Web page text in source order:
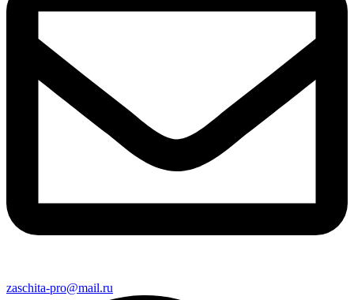
zaschita-pro@mail.ru